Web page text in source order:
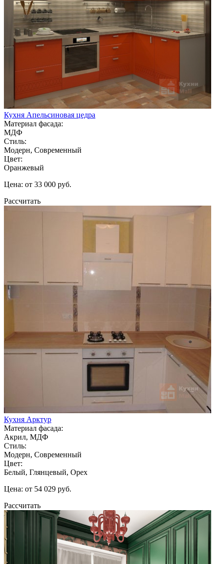
Кухня Апельсиновая цедра
Материал фасада:
МДФ
Стиль:
Модерн, Современный
Цвет:
Оранжевый
Цена: от 33 000 руб.
Рассчитать
Кухня Арктур
Материал фасада:
Акрил, МДФ
Стиль:
Модерн, Современный
Цвет:
Белый, Глянцевый, Орех
Цена: от 54 029 руб.
Рассчитать